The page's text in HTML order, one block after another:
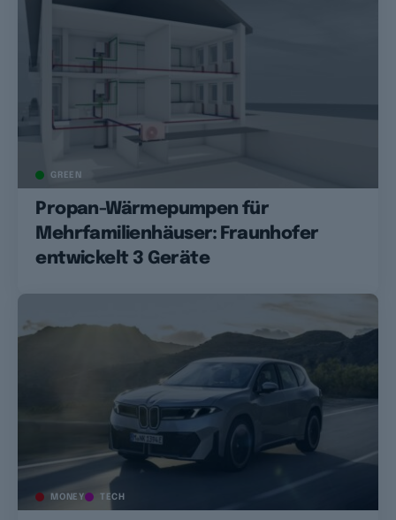
GREEN
Propan-Wärmepumpen für
Mehrfamilienhäuser: Fraunhofer
entwickelt 3 Geräte
MONEY TECH